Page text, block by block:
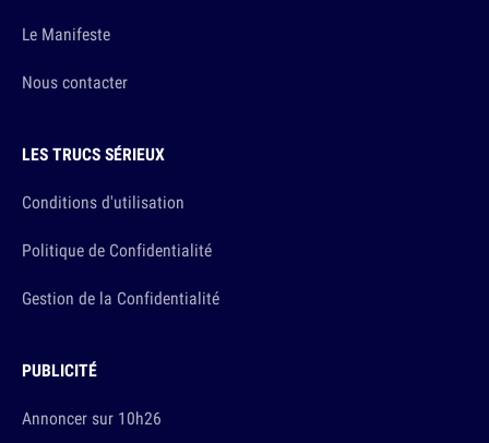
Le Manifeste
Nous contacter
LES TRUCS SÉRIEUX
Conditions d'utilisation
Politique de Confidentialité
Gestion de la Confidentialité
PUBLICITÉ
Annoncer sur 10h26